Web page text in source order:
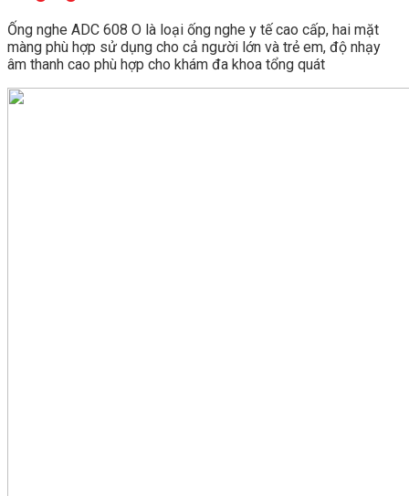
Ống nghe ADC 608 O là loại ống nghe y tế cao cấp, hai mặt
màng phù hợp sử dụng cho cả người lớn và trẻ em, độ nhạy
âm thanh cao phù hợp cho khám đa khoa tổng quát